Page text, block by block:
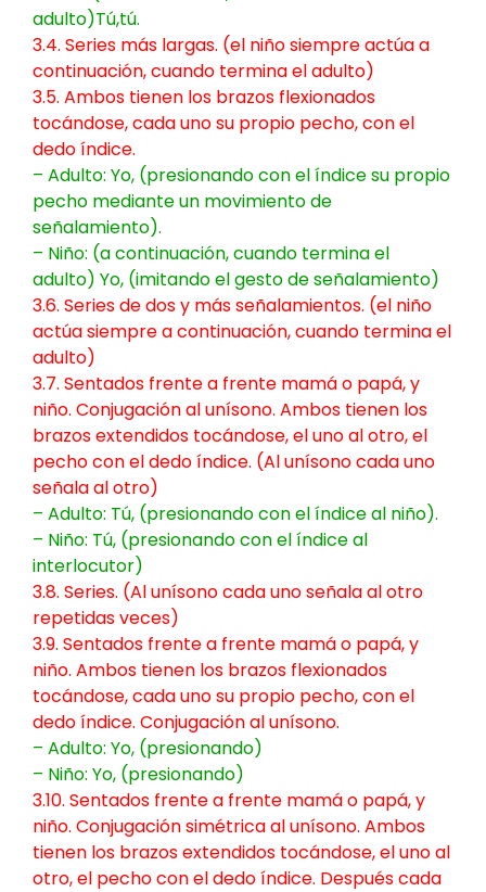
adulto)Tú,tú.
3.4. Series más largas. (el niño siempre actúa a
continuación, cuando termina el adulto)
3.5. Ambos tienen los brazos flexionados
tocándose, cada uno su propio pecho, con el
dedo índice.
– Adulto: Yo, (presionando con el índice su propio
pecho mediante un movimiento de
señalamiento).
– Niño: (a continuación, cuando termina el
adulto) Yo, (imitando el gesto de señalamiento)
3.6. Series de dos y más señalamientos. (el niño
actúa siempre a continuación, cuando termina el
adulto)
3.7. Sentados frente a frente mamá o papá, y
niño. Conjugación al unísono. Ambos tienen los
brazos extendidos tocándose, el uno al otro, el
pecho con el dedo índice. (Al unísono cada uno
señala al otro)
– Adulto: Tú, (presionando con el índice al niño).
– Niño: Tú, (presionando con el índice al
interlocutor)
3.8. Series. (Al unísono cada uno señala al otro
repetidas veces)
3.9. Sentados frente a frente mamá o papá, y
niño. Ambos tienen los brazos flexionados
tocándose, cada uno su propio pecho, con el
dedo índice. Conjugación al unísono.
– Adulto: Yo, (presionando)
– Niño: Yo, (presionando)
3.10. Sentados frente a frente mamá o papá, y
niño. Conjugación simétrica al unísono. Ambos
tienen los brazos extendidos tocándose, el uno al
otro, el pecho con el dedo índice. Después cada